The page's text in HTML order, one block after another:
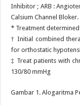
Inhibitor ; ARB :
Calsium Channel Bloker.
* Treatment
† Initial combined
for orthostatic
‡ Treat patients with
130/80 mmHg
Gambar 1. Alogaritma